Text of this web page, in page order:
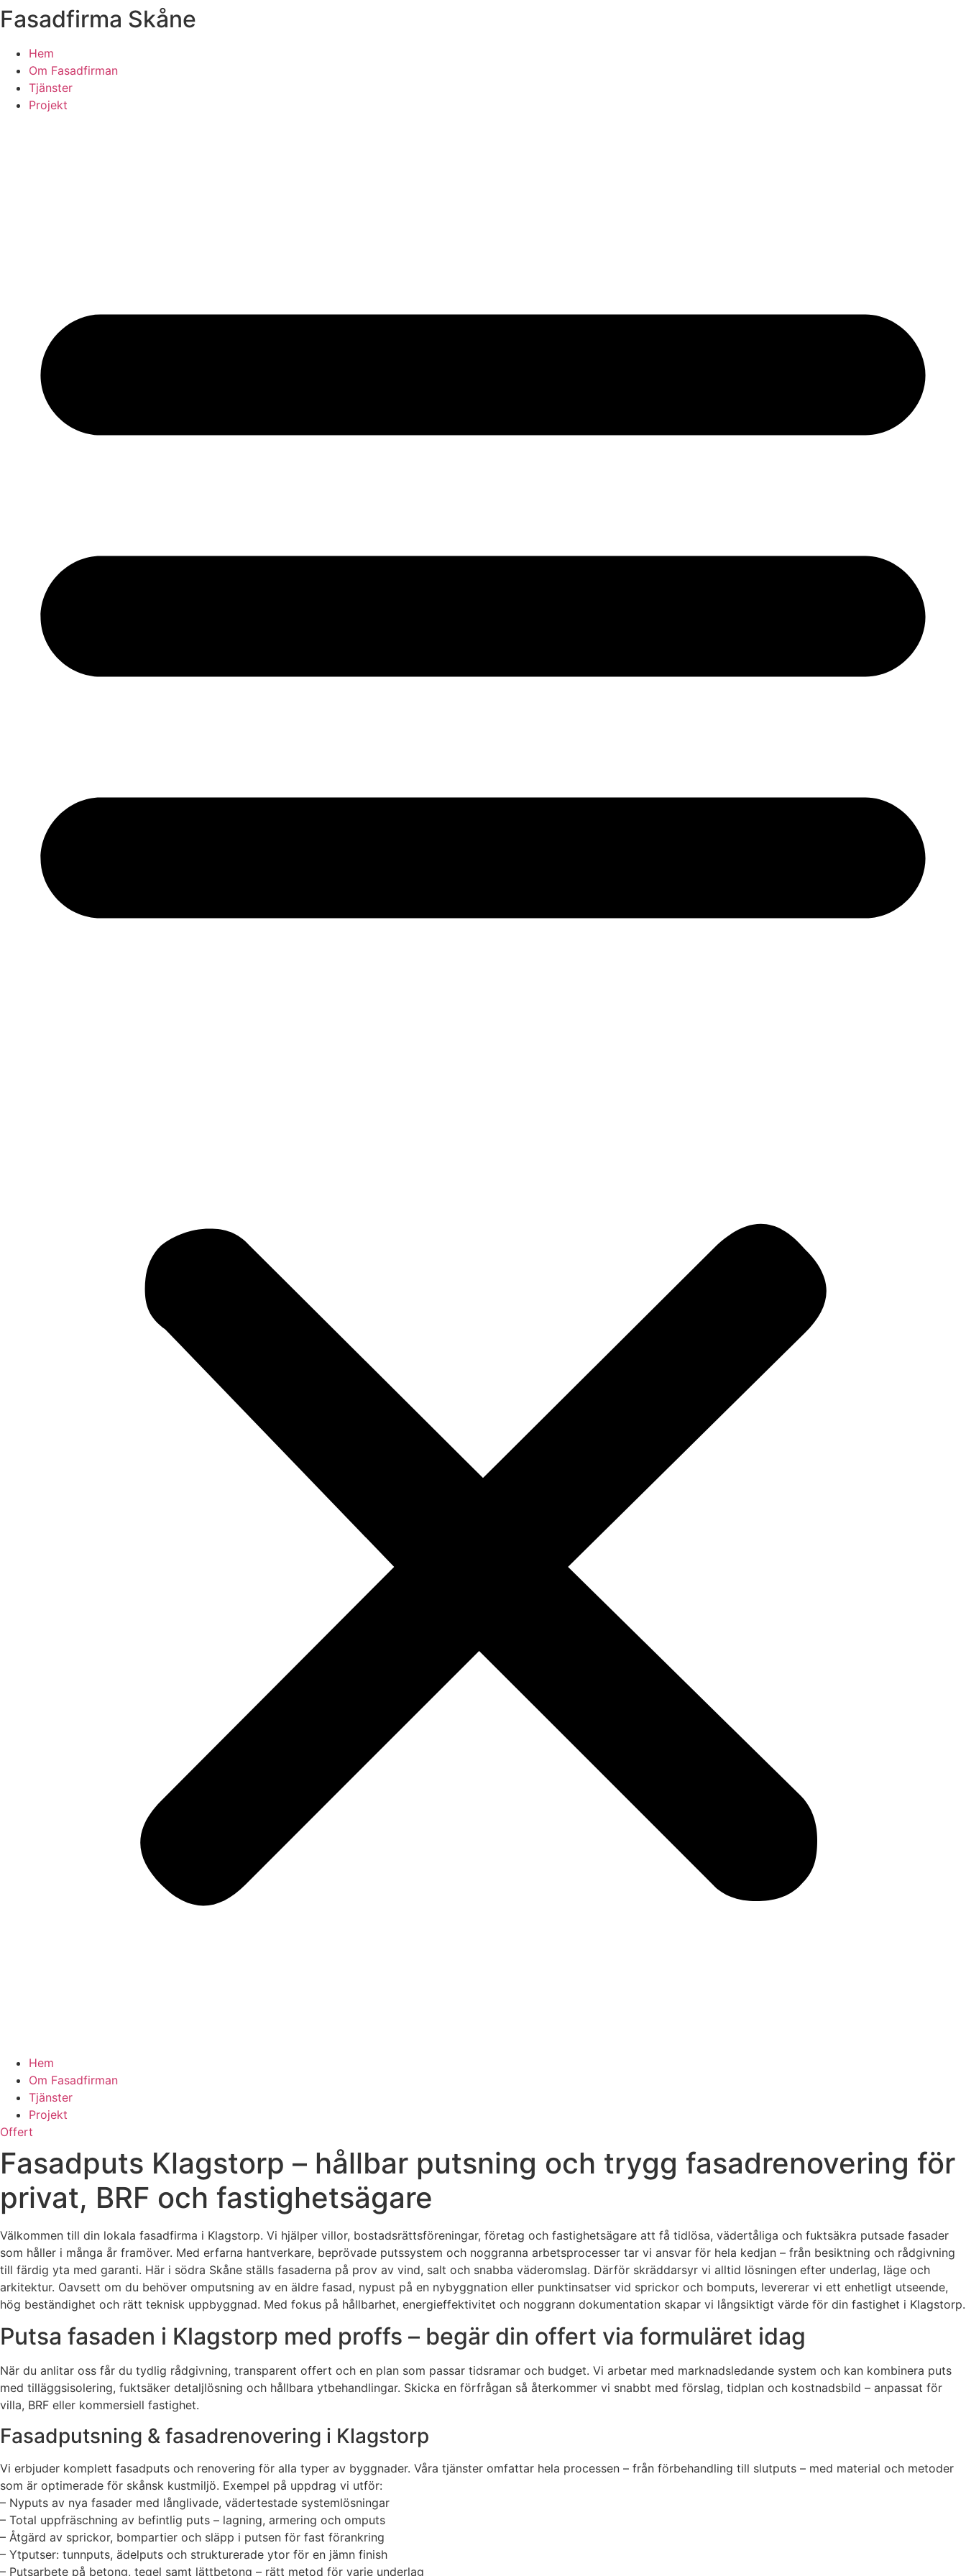
Skip
to
content
Fasadfirma Skåne
Hem
Om Fasadfirman
Tjänster
Projekt
Hem
Om Fasadfirman
Tjänster
Projekt
Offert
Fasadputs Klagstorp – hållbar putsning och trygg fasadrenovering för
privat, BRF och fastighetsägare
Välkommen till din lokala fasadfirma i Klagstorp. Vi hjälper villor, bostadsrättsföreningar, företag och fastighetsägare att få tidlösa, vädertåliga och fuktsäkra putsade fasader
som håller i många år framöver. Med erfarna hantverkare, beprövade putssystem och noggranna arbetsprocesser tar vi ansvar för hela kedjan – från besiktning och rådgivning
till färdig yta med garanti. Här i södra Skåne ställs fasaderna på prov av vind, salt och snabba väderomslag. Därför skräddarsyr vi alltid lösningen efter underlag, läge och
arkitektur. Oavsett om du behöver omputsning av en äldre fasad, nypust på en nybyggnation eller punktinsatser vid sprickor och bomputs, levererar vi ett enhetligt utseende,
hög beständighet och rätt teknisk uppbyggnad. Med fokus på hållbarhet, energieffektivitet och noggrann dokumentation skapar vi långsiktigt värde för din fastighet i Klagstorp.
Putsa fasaden i Klagstorp med proffs – begär din offert via formuläret idag
När du anlitar oss får du tydlig rådgivning, transparent offert och en plan som passar tidsramar och budget. Vi arbetar med marknadsledande system och kan kombinera puts
med tilläggsisolering, fuktsäker detaljlösning och hållbara ytbehandlingar. Skicka en förfrågan så återkommer vi snabbt med förslag, tidplan och kostnadsbild – anpassat för
villa, BRF eller kommersiell fastighet.
Fasadputsning & fasadrenovering i Klagstorp
Vi erbjuder komplett fasadputs och renovering för alla typer av byggnader. Våra tjänster omfattar hela processen – från förbehandling till slutputs – med material och metoder
som är optimerade för skånsk kustmiljö. Exempel på uppdrag vi utför:
– Nyputs av nya fasader med långlivade, vädertestade systemlösningar
– Total uppfräschning av befintlig puts – lagning, armering och omputs
– Åtgärd av sprickor, bompartier och släpp i putsen för fast förankring
– Ytputser: tunnputs, ädelputs och strukturerade ytor för en jämn finish
– Putsarbete på betong, tegel samt lättbetong – rätt metod för varje underlag